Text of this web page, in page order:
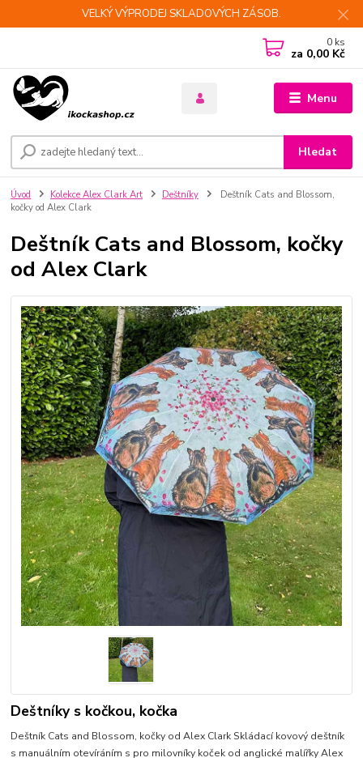
VELKÝ VÝPRODEJ SKLADOVÝCH ZÁSOB.
Menu
Hledat
0 ks
za 0,00 Kč
Úvod Kolekce Alex Clark Art Deštníky
Deštník Cats and Blossom,
kočky od Alex Clark
Deštník Cats and Blossom, kočky
od Alex Clark
Deštníky s kočkou, kočka
Deštník Cats and Blossom, kočky od Alex Clark Skládací kovový deštník
s manuálním otevíráním s pro milovníky koček od anglické malířky Alex